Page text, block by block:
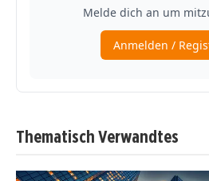
Thematisch Verwandtes